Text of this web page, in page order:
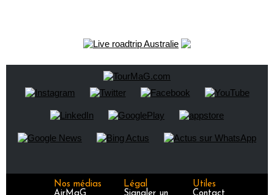
Nos médias
Légal
Utiles